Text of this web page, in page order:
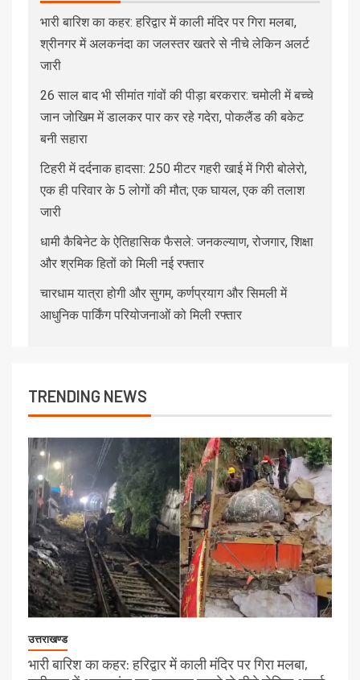
भारी बारिश का कहर: हरिद्वार में काली मंदिर पर गिरा मलबा,
श्रीनगर में अलकनंदा का जलस्तर खतरे से नीचे लेकिन अलर्ट
जारी
26 साल बाद भी सीमांत गांवों की पीड़ा बरकरार: चमोली में बच्चे
जान जोखिम में डालकर पार कर रहे गदेरा, पोकलैंड की बकेट
बनी सहारा
टिहरी में दर्दनाक हादसा: 250 मीटर गहरी खाई में गिरी बोलेरो,
एक ही परिवार के 5 लोगों की मौत; एक घायल, एक की तलाश
जारी
धामी कैबिनेट के ऐतिहासिक फैसले: जनकल्याण, रोजगार, शिक्षा
और श्रमिक हितों को मिली नई रफ्तार
चारधाम यात्रा होगी और सुगम, कर्णप्रयाग और सिमली में
आधुनिक पार्किंग परियोजनाओं को मिली रफ्तार
TRENDING NEWS
उत्तराखण्ड
भारी बारिश का कहर: हरिद्वार में काली मंदिर पर गिरा मलबा,